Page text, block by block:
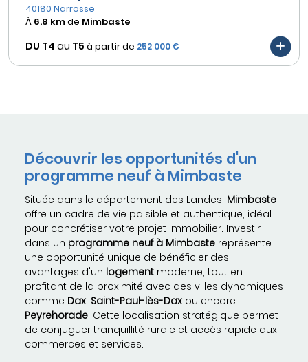
40180 Narrosse
À 6.8 kmde Mimbaste
DU T4 au T5 à partir de 252 000 €
Découvrir les opportunités d'un
programme neuf à Mimbaste
Située dans le département des Landes, Mimbaste
offre un cadre de vie paisible et authentique, idéal
pour concrétiser votre projet immobilier. Investir
dans un programme neuf à Mimbaste représente
une opportunité unique de bénéficier des
avantages d'un logement moderne, tout en
profitant de la proximité avec des villes dynamiques
comme Dax, Saint-Paul-lès-Dax ou encore
Peyrehorade. Cette localisation stratégique permet
de conjuguer tranquillité rurale et accès rapide aux
commerces et services.